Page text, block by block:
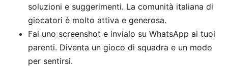
soluzioni e suggerimenti. La comunità italiana di
giocatori è molto attiva e generosa.
Fai uno screenshot e invialo su WhatsApp ai tuoi
parenti. Diventa un gioco di squadra e un modo
per sentirsi.